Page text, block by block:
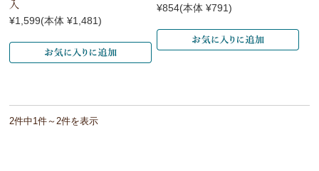
入
¥1,599(本体 ¥1,481)
¥854(本体 ¥791)
2件中1件～2件を表示